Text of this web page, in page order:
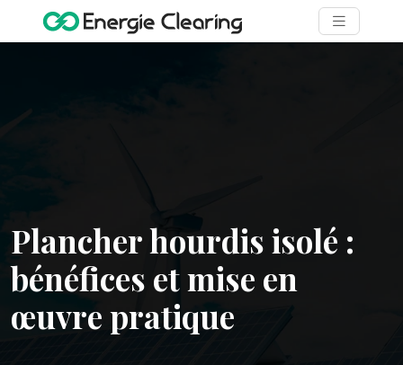
Plancher hourdis isolé :
bénéfices et mise en
œuvre pratique